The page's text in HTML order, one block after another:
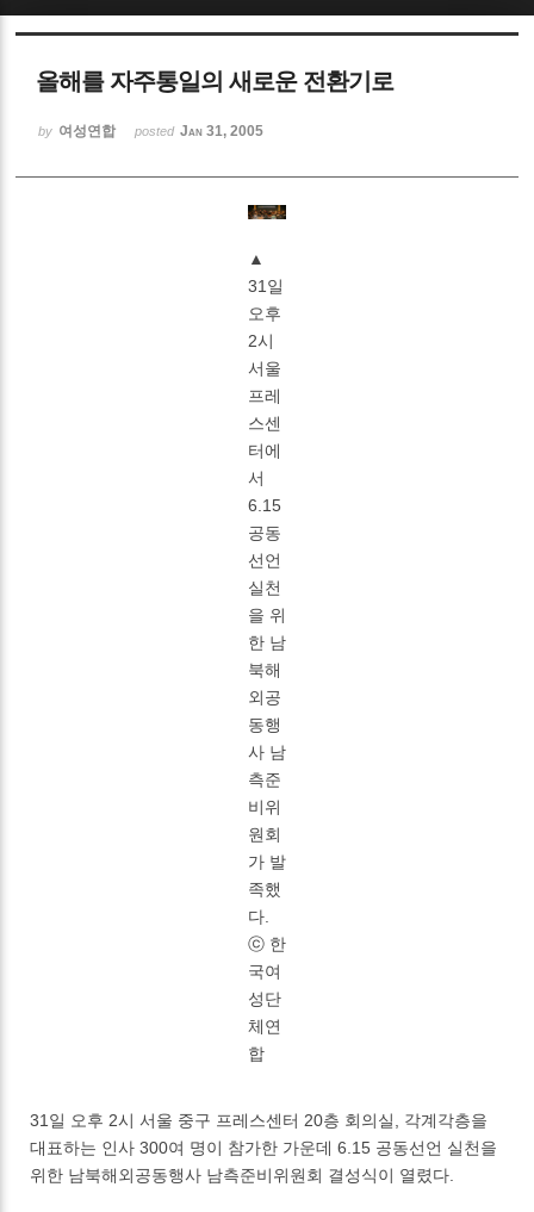
올해를 자주통일의 새로운 전환기로
by 여성연합 posted Jan 31, 2005
▲
31일
오후
2시
서울
프레
스센
터에
서
6.15
공동
선언
실천
을 위
한 남
북해
외공
동행
사 남
측준
비위
원회
가 발
족했
다.
ⓒ 한
국여
성단
체연
합
31일 오후 2시 서울 중구 프레스센터 20층 회의실, 각계각층을
대표하는 인사 300여 명이 참가한 가운데 6.15 공동선언 실천을
위한 남북해외공동행사 남측준비위원회 결성식이 열렸다.
Sketchbook5, 스케치북5
Sketchbook5, 스케치북5